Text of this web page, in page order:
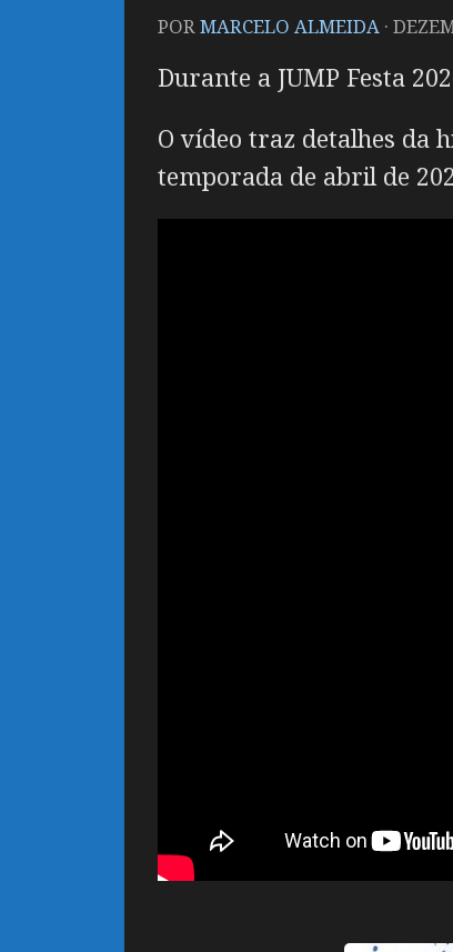
PORMARCELO ALMEIDA ·
Durante a JUMP Festa
O vídeo traz detalhes da
temporada de abril de